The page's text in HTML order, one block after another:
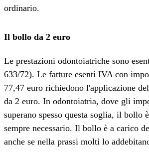
ordinario.
Il bollo da 2 euro
Le prestazioni odontoiatriche sono
633/72). Le fatture esenti IVA con
77,47 euro richiedono l'applicazione
da 2 euro. In odontoiatria, dove gli
superano spesso questa soglia, il bollo
sempre necessario. Il bollo è a carico
anche se nella prassi molti lo